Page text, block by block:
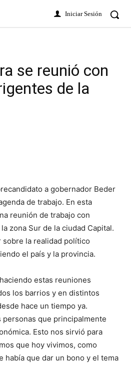
Iniciar Sesión
se reunió con
de la
a gobernador Beder
de trabajo. En esta
reunión de trabajo con
zona Sur de la ciudad Capital.
sobre la realidad político
el país y la provincia.
estas reuniones
los barrios y en distintos
hace un tiempo ya.
personas que principalmente
Esto nos sirvió para
que hoy vivimos, como
había que dar un bono y el tema